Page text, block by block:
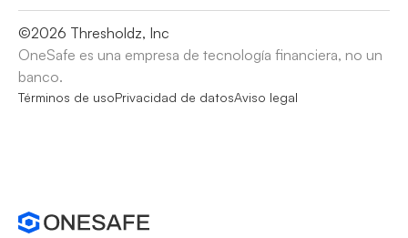
©2026 Thresholdz, Inc
OneSafe es una empresa de tecnología financiera, no un
banco.
Términos de usoPrivacidad de datosAviso legal